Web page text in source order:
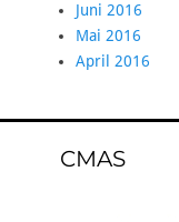
Juni 2016
Mai 2016
April 2016
CMAS